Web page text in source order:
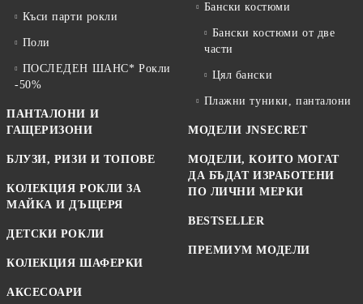
Къси парти рокли
Поли
ПОСЛЕДЕН ШАНС* Рокли
-50%
ПАНТАЛОНИ И
ГАЩЕРИЗОНИ
БЛУЗИ, РИЗИ И ТОПОВЕ
КОЛЕКЦИЯ РОКЛИ ЗА
МАЙКА И ДЪЩЕРЯ
ДЕТСКИ РОКЛИ
КОЛЕКЦИЯ ШАФЕРКИ
АКСЕСОАРИ
Бански костюми
Бански костюми от две
части
Цял бански
Плажни туники, панталони
МОДЕЛИ JNSECRET
МОДЕЛИ, КОИТО МОГАТ
ДА БЪДАТ ИЗРАБОТЕНИ
ПО ЛИЧНИ МЕРКИ
BESTSELLER
ПРЕМИУМ МОДЕЛИ